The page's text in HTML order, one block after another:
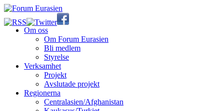
Om oss
Om Forum Eurasien
Bli medlem
Styrelse
Verksamhet
Projekt
Avslutade projekt
Regionerna
Centralasien/Afghanistan